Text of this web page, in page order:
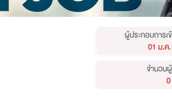
ผู้ประกอบการเ
01 ม.ค
จำนวน
0